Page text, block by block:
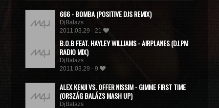
666 - BOMBA (POSITIVE DJS REMIX)
DjBalazs
2011.03.29 - 21
B.O.B FEAT. HAYLEY WILLIAMS - AIRPLANES (DJ.PM
RADIO MIX)
DjBalazs
2011.03.29 - 9
ALEX KENJI VS. OFFER NISSIM - GIMME FIRST TIME
(ORSZÁG BALÁZS MASH UP)
DjBalazs